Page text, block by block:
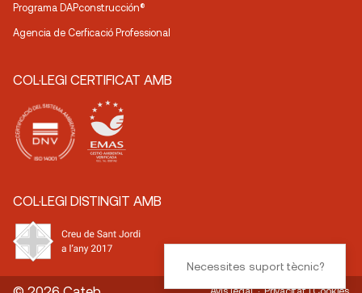
Programa DAPconstrucción®
Agencia de Cerficació Professional
COL·LEGI CERTIFICAT AMB
COL·LEGI DISTINGIT AMB
Avís legal Privacitat i Cookies
Necessites suport tècnic?